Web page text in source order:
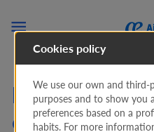

Procure
de
Cookies policy
We use our own and third-
purposes and to show you
preferences based on a
habits. For more